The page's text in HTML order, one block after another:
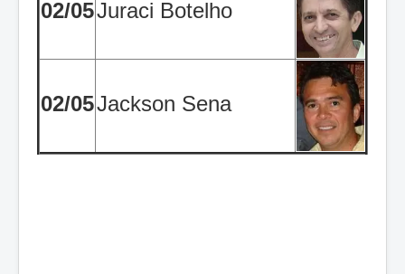
02/05Juraci Botelho
02/05Jackson Sena